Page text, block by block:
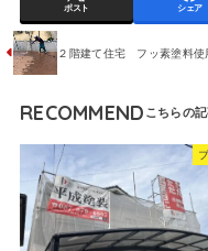
ポスト シェア
２階建て住宅 フッ素塗料使
RECOMMEND